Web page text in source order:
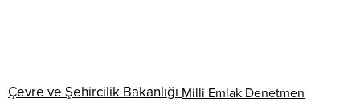
Çevre ve Şehircilik Bakanlığı Milli Emlak Denetmen